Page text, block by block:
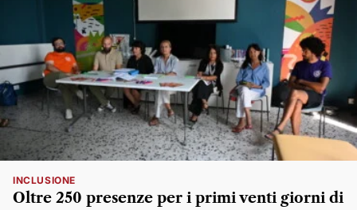
INCLUSIONE
Oltre 250 presenze per i primi venti giorni di